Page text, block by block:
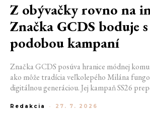
Z obývačky rovno na
Značka GCDS boduje
podobou kampaní
Značka GCDS posúva hranice módnej
ako môže tradícia veľkolepého Milána
digitálnou generáciou. Jej kampaň SS26
spôsob, akým dnes módu vnímame a
Redakcia - 27. 7. 2026